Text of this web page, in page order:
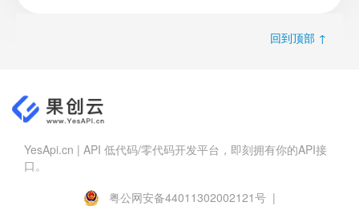
回到顶部 ↑
YesApi.cn | API 低代码/零代码开发平台，即刻拥有你的API接
口。
粤公网安备44011302002121号 |